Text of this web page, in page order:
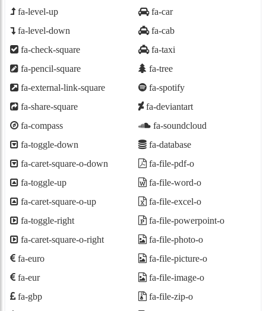
fa-level-up
fa-level-down
fa-check-square
fa-pencil-square
fa-external-link-square
fa-share-square
fa-compass
fa-toggle-down
fa-caret-square-o-down
fa-toggle-up
fa-caret-square-o-up
fa-toggle-right
fa-caret-square-o-right
fa-euro
fa-eur
fa-gbp
fa-car
fa-cab
fa-taxi
fa-tree
fa-spotify
fa-deviantart
fa-soundcloud
fa-database
fa-file-pdf-o
fa-file-word-o
fa-file-excel-o
fa-file-powerpoint-o
fa-file-photo-o
fa-file-picture-o
fa-file-image-o
fa-file-zip-o